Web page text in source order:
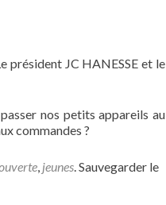
président JC HANESSE et le
nos petits appareils au
commandes ?
, jeunes. Sauvegarder le